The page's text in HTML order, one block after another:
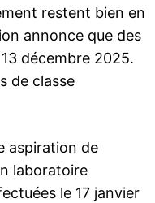
restent bien en
annonce que des
décembre 2025.
de classe
aspiration de
laboratoire
le 17 janvier